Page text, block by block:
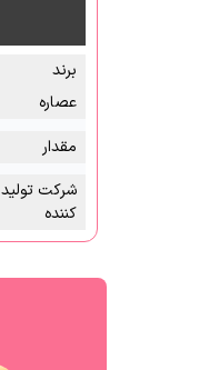
برند
عصاره
مقدار
شرکت تولید
کننده